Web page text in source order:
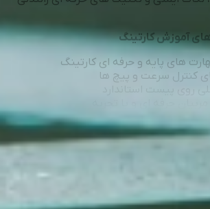
آموزش کارتینگ
های پایه و حرفه ای کارتینگ
کنترل سرعت و پیچ ها
روی پیست استاندارد
راهنما
قوانین و مقررات